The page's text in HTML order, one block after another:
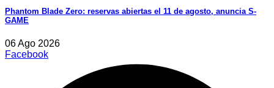
Phantom Blade Zero: reservas abiertas el 11 de agosto, anuncia S-
GAME
06 Ago 2026
Facebook